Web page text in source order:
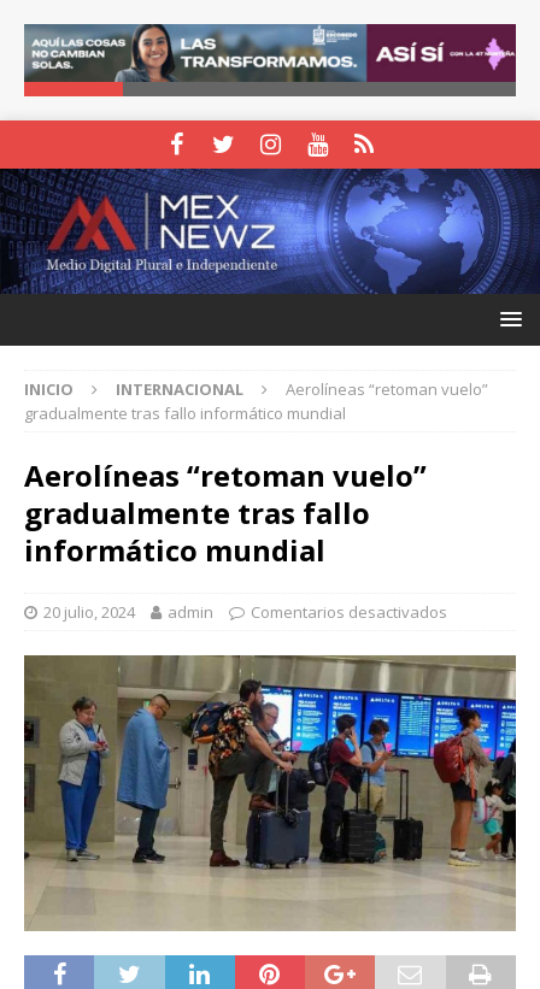
INICIO INTERNACIONAL
Aerolíneas “retoman vuelo”
gradualmente tras fallo informático mundial
Aerolíneas “retoman vuelo”
gradualmente tras fallo
informático mundial
20 julio, 2024 admin Comentarios desactivados